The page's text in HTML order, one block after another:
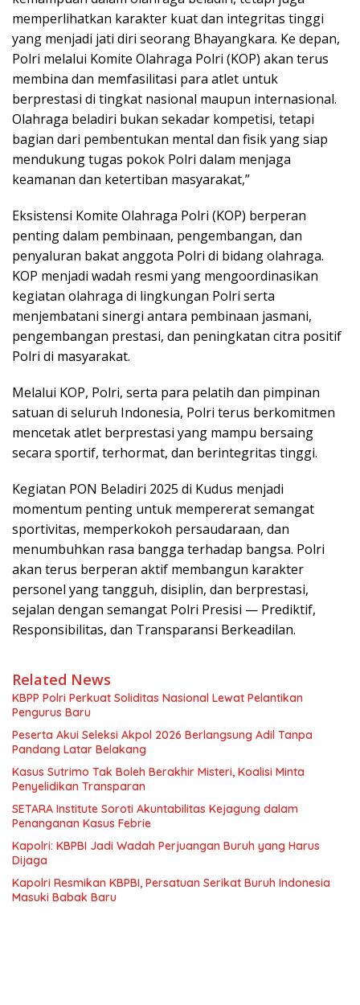
memperlihatkan karakter kuat dan integritas tinggi
yang menjadi jati diri seorang Bhayangkara. Ke depan,
Polri melalui Komite Olahraga Polri (KOP) akan terus
membina dan memfasilitasi para atlet untuk
berprestasi di tingkat nasional maupun internasional.
Olahraga beladiri bukan sekadar kompetisi, tetapi
bagian dari pembentukan mental dan fisik yang siap
mendukung tugas pokok Polri dalam menjaga
keamanan dan ketertiban masyarakat,”
Eksistensi Komite Olahraga Polri (KOP) berperan
penting dalam pembinaan, pengembangan, dan
penyaluran bakat anggota Polri di bidang olahraga.
KOP menjadi wadah resmi yang mengoordinasikan
kegiatan olahraga di lingkungan Polri serta
menjembatani sinergi antara pembinaan jasmani,
pengembangan prestasi, dan peningkatan citra positif
Polri di masyarakat.
Melalui KOP, Polri, serta para pelatih dan pimpinan
satuan di seluruh Indonesia, Polri terus berkomitmen
mencetak atlet berprestasi yang mampu bersaing
secara sportif, terhormat, dan berintegritas tinggi.
Kegiatan PON Beladiri 2025 di Kudus menjadi
momentum penting untuk mempererat semangat
sportivitas, memperkokoh persaudaraan, dan
menumbuhkan rasa bangga terhadap bangsa. Polri
akan terus berperan aktif membangun karakter
personel yang tangguh, disiplin, dan berprestasi,
sejalan dengan semangat Polri Presisi — Prediktif,
Responsibilitas, dan Transparansi Berkeadilan.
Related News
KBPP Polri Perkuat Soliditas Nasional Lewat Pelantikan
Pengurus Baru
Peserta Akui Seleksi Akpol 2026 Berlangsung Adil Tanpa
Pandang Latar Belakang
Kasus Sutrimo Tak Boleh Berakhir Misteri, Koalisi Minta
Penyelidikan Transparan
SETARA Institute Soroti Akuntabilitas Kejagung dalam
Penanganan Kasus Febrie
Kapolri: KBPBI Jadi Wadah Perjuangan Buruh yang Harus
Dijaga
Kapolri Resmikan KBPBI, Persatuan Serikat Buruh Indonesia
Masuki Babak Baru